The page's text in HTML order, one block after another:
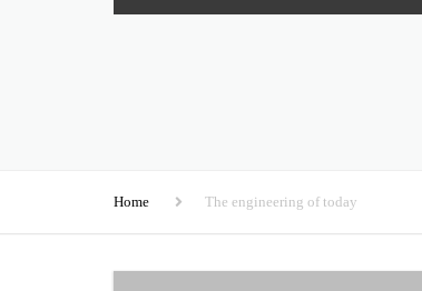
CNC AND METAL WORKING
PRINTING MACHINE
Home The engineering of today